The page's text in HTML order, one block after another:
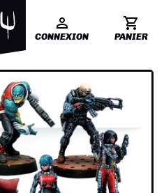
CONNEXION PANIER